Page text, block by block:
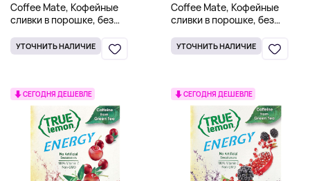
Coffee Mate, Кофейные
сливки в порошке, без
289,1 г (10,2 унции)
УТОЧНИТЬ НАЛИЧИЕ
Coffee Mate, Кофейные
сливки в порошке, без
289,1 г (10,2 унции)
УТОЧНИТЬ НАЛИЧИЕ
СЕГОДНЯ ДЕШЕВЛЕ СЕГОДНЯ ДЕШЕВЛЕ